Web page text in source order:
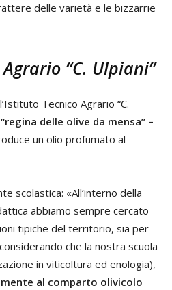
delle varietà e le bizzarrie
“C. Ulpiani”
Tecnico Agrario “C.
delle olive da mensa” –
un olio profumato al
scolastica: «All’interno della
abbiamo sempre cercato
tipiche del territorio, sia per
che la nostra scuola
in viticoltura ed enologia),
al comparto olivicolo